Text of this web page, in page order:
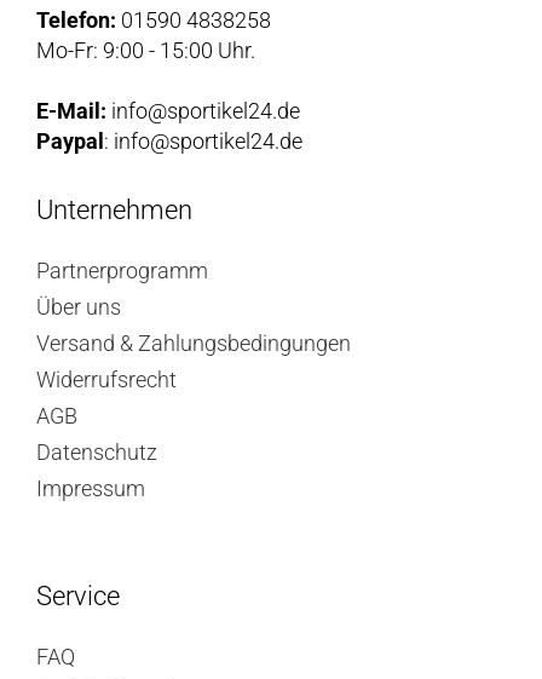
Telefon: 01590 4838258
Mo-Fr: 9:00 - 15:00 Uhr.
E-Mail: info@sportikel24.de
Paypal : info@sportikel24.de
Unternehmen
Partnerprogramm
Über uns
Versand & Zahlungsbedingungen
Widerrufsrecht
AGB
Datenschutz
Impressum
Service
FAQ